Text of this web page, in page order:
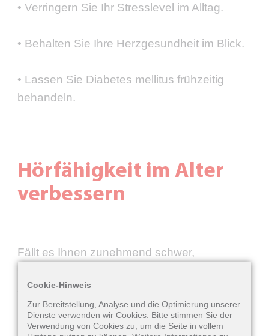
• Verringern Sie Ihr Stresslevel im Alltag.
• Behalten Sie Ihre Herzgesundheit im Blick.
• Lassen Sie Diabetes mellitus frühzeitig
behandeln.
Hörfähigkeit im Alter
verbessern
Fällt es Ihnen zunehmend schwer,
zu folgen, wenn Sie in einer belebten
Umgebung sind? Müssen Sie des Öfteren
nachfragen, was Ihr Gesprächspartner
Cookie-Hinweis
Zur Bereitstellung, Analyse und die Optimierung unserer
Dienste verwenden wir Cookies. Bitte stimmen Sie der
Verwendung von Cookies zu, um die Seite in vollem